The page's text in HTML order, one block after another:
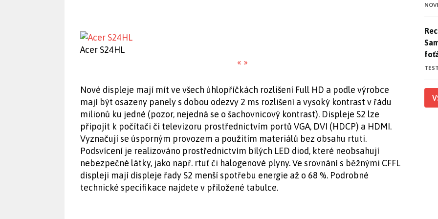
Acer S24HL
« »
Nové displeje mají mít ve všech úhlopříčkách rozlišení Full HD a podle výrobce
mají být osazeny panely s dobou odezvy 2 ms rozlišení a vysoký kontrast v řádu
milionů ku jedné (pozor, nejedná se o šachovnicový kontrast). Displeje S2 lze
připojit k počítači či televizoru prostřednictvím portů VGA, DVI (HDCP) a HDMI.
Vyznačují se úsporným provozem a použitím materiálů bez obsahu rtuti.
Podsvícení je realizováno prostřednictvím bílých LED diod, které neobsahují
nebezpečné látky, jako např. rtuť či halogenové plyny. Ve srovnání s běžnými CFFL
displeji mají displeje řady S2 menší spotřebu energie až o 68 %. Podrobné
technické specifikace najdete v přiložené tabulce.